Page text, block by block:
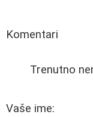
Komentari
Trenutno
Vaše ime: